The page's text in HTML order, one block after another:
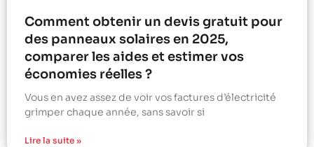
Comment obtenir un devis gratuit pour
des panneaux solaires en 2025,
comparer les aides et estimer vos
économies réelles ?
Vous en avez assez de voir vos factures d’électricité
grimper chaque année, sans savoir si
Lire la suite »